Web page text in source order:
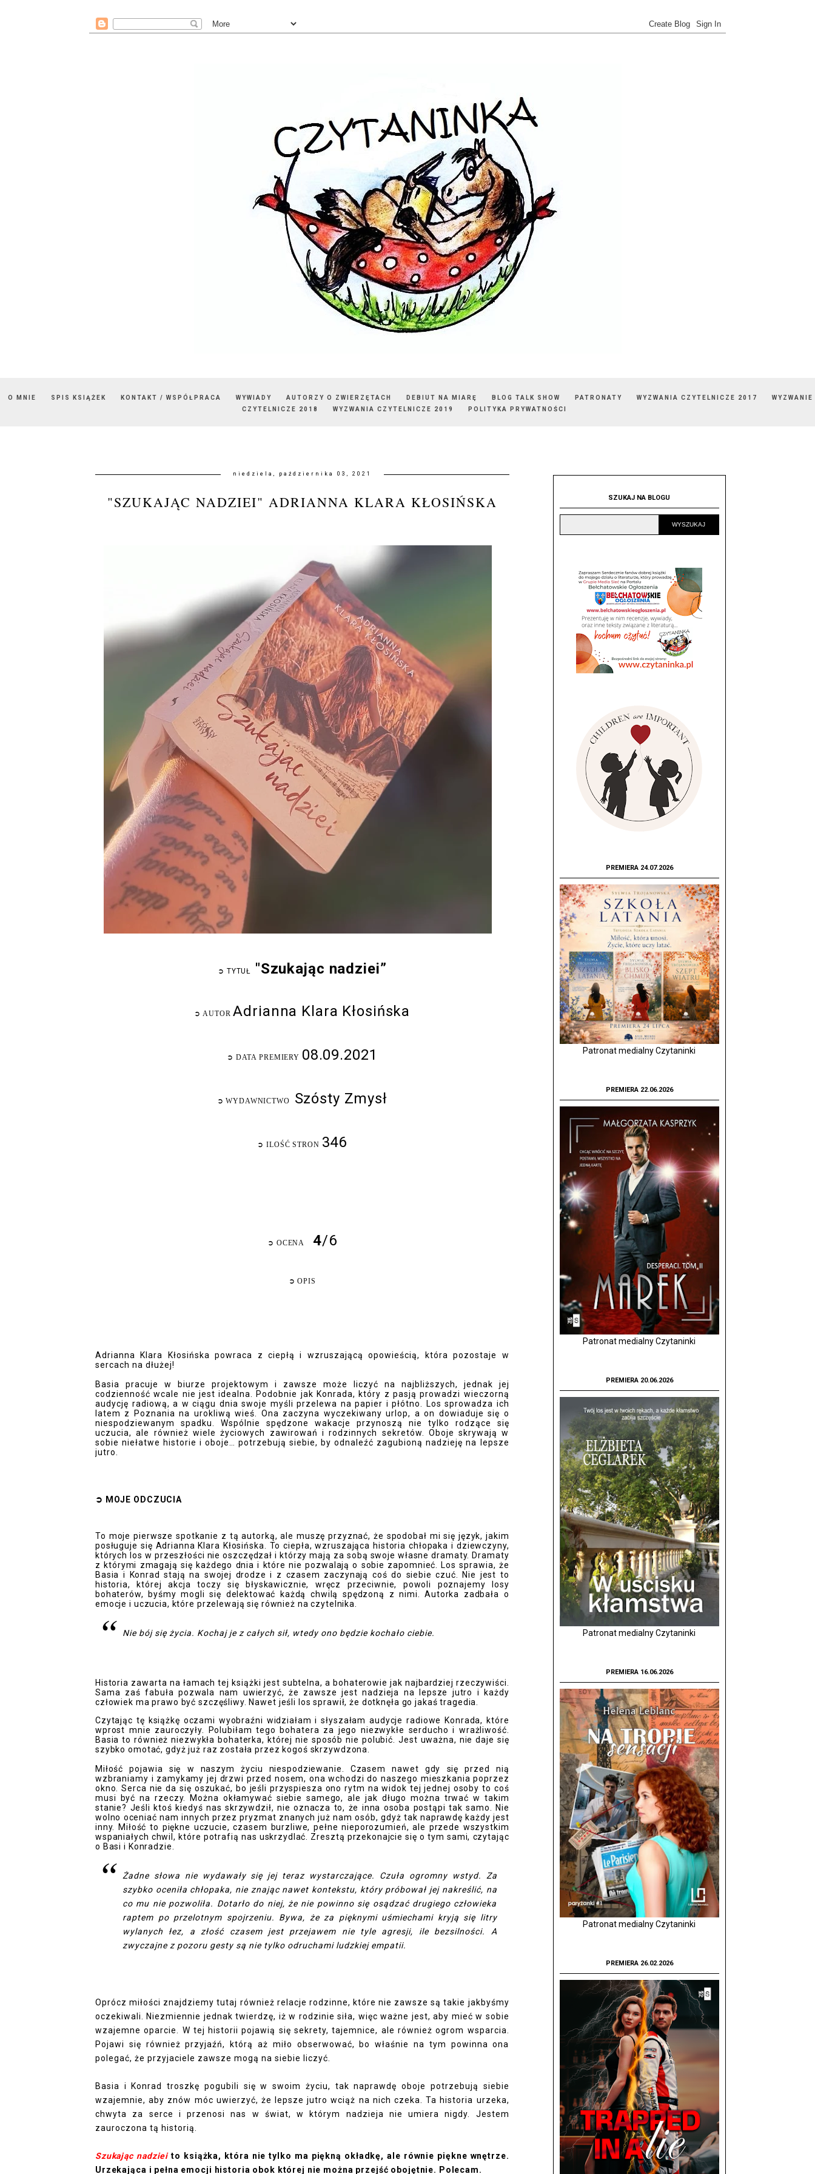
O MNIE SPIS KSIĄŻEK KONTAKT / WSPÓŁPRACA WYWIADY AUTORZY O ZWIERZĘTACH DEBIUT NA MIARĘ BLOG TALK SHOW PATRONATY WYZWANIA CZYTELNICZE 2017
WYZWANIE
CZYTELNICZE 2018
WYZWANIA CZYTELNICZE 2019 POLITYKA PRYWATNOŚCI
niedziela, października 03, 2021
"SZUKAJĄC NADZIEI" ADRIANNA KLARA KŁOSIŃSKA
➲ TYTUŁ "Szukając nadziei”
➲ AUTORAdrianna Klara Kłosińska
➲ DATA PREMIERY 08.09.2021
➲ WYDAWNICTWO Szósty Zmysł
➲ ILOŚĆ STRON 346
➲ OCENA 4/6
➲ OPIS
Adrianna Klara Kłosińska powraca z ciepłą i wzruszającą opowieścią, która pozostaje w
sercach na dłużej!
Basia pracuje w biurze projektowym i zawsze może liczyć na najbliższych, jednak jej
codzienność wcale nie jest idealna. Podobnie jak Konrada, który z pasją prowadzi wieczorną
audycję radiową, a w ciągu dnia swoje myśli przelewa na papier i płótno. Los sprowadza ich
latem z Poznania na urokliwą wieś. Ona zaczyna wyczekiwany urlop, a on dowiaduje się o
niespodziewanym spadku. Wspólnie spędzone wakacje przynoszą nie tylko rodzące się
uczucia, ale również wiele życiowych zawirowań i rodzinnych sekretów. Oboje skrywają w
sobie niełatwe historie i oboje… potrzebują siebie, by odnaleźć zagubioną nadzieję na lepsze
jutro.
➲ MOJE ODCZUCIA
To moje pierwsze spotkanie z tą autorką, ale muszę przyznać, że spodobał mi się język, jakim
posługuje się Adrianna Klara Kłosińska. To ciepła, wzruszająca historia chłopaka i dziewczyny,
których los w przeszłości nie oszczędzał i którzy mają za sobą swoje własne dramaty. Dramaty
z którymi zmagają się każdego dnia i które nie pozwalają o sobie zapomnieć. Los sprawia, że
Basia i Konrad stają na swojej drodze i z czasem zaczynają coś do siebie czuć. Nie jest to
historia, której akcja toczy się błyskawicznie, wręcz przeciwnie, powoli poznajemy losy
bohaterów, byśmy mogli się delektować każdą chwilą spędzoną z nimi. Autorka zadbała o
emocje i uczucia, które przelewają się również na czytelnika.
Nie bój się życia. Kochaj je z całych sił, wtedy ono będzie kochało ciebie.
Historia zawarta na łamach tej książki jest subtelna, a bohaterowie jak najbardziej rzeczywiści.
Sama zaś fabuła pozwala nam uwierzyć, że zawsze jest nadzieja na lepsze jutro i każdy
człowiek ma prawo być szczęśliwy. Nawet jeśli los sprawił, że dotknęła go jakaś tragedia.
Czytając tę książkę oczami wyobraźni widziałam i słyszałam audycje radiowe Konrada, które
wprost mnie zauroczyły. Polubiłam tego bohatera za jego niezwykłe serducho i wrażliwość.
Basia to również niezwykła bohaterka, której nie sposób nie polubić. Jest uważna, nie daje się
szybko omotać, gdyż już raz została przez kogoś skrzywdzona.
Miłość pojawia się w naszym życiu niespodziewanie. Czasem nawet gdy się przed nią
wzbraniamy i zamykamy jej drzwi przed nosem, ona wchodzi do naszego mieszkania poprzez
okno. Serca nie da się oszukać, bo jeśli przyspiesza ono rytm na widok tej jednej osoby to coś
musi być na rzeczy. Można okłamywać siebie samego, ale jak długo można trwać w takim
stanie? Jeśli ktoś kiedyś nas skrzywdził, nie oznacza to, że inna osoba postąpi tak samo. Nie
wolno oceniać nam innych przez pryzmat znanych już nam osób, gdyż tak naprawdę każdy jest
inny. Miłość to piękne uczucie, czasem burzliwe, pełne nieporozumień, ale przede wszystkim
wspaniałych chwil, które potrafią nas uskrzydlać. Zresztą przekonajcie się o tym sami, czytając
o Basi i Konradzie.
Żadne słowa nie wydawały się jej teraz wystarczające. Czuła ogromny wstyd. Za
szybko oceniła chłopaka, nie znając nawet kontekstu, który próbował jej nakreślić, na
co mu nie pozwoliła. Dotarło do niej, że nie powinno się osądzać drugiego człowieka
raptem po przelotnym spojrzeniu. Bywa, że za pięknymi uśmiechami kryją się litry
wylanych łez, a złość czasem jest przejawem nie tyle agresji, ile bezsilności. A
zwyczajne z pozoru gesty są nie tylko odruchami ludzkiej empatii.
Oprócz miłości znajdziemy tutaj również relacje rodzinne, które nie zawsze są takie jakbyśmy
oczekiwali. Niezmiennie jednak twierdzę, iż w rodzinie siła, więc ważne jest, aby mieć w sobie
wzajemne oparcie. W tej historii pojawią się sekrety, tajemnice, ale również ogrom wsparcia.
Pojawi się również przyjaźń, którą aż miło obserwować, bo właśnie na tym powinna ona
polegać, że przyjaciele zawsze mogą na siebie liczyć.
Basia i Konrad troszkę pogubili się w swoim życiu, tak naprawdę oboje potrzebują siebie
wzajemnie, aby znów móc uwierzyć, że lepsze jutro wciąż na nich czeka. Ta historia urzeka,
chwyta za serce i przenosi nas w świat, w którym nadzieja nie umiera nigdy. Jestem
zauroczona tą historią.
Szukając nadzieito książka, która nie tylko ma piękną okładkę, ale równie piękne wnętrze.
Urzekająca i pełna emocji historia obok której nie można przejść obojętnie. Polecam.
SZUKAJ NA BLOGU
PREMIERA 24.07.2026
Patronat medialny Czytaninki
PREMIERA 22.06.2026
Patronat medialny Czytaninki
PREMIERA 20.06.2026
Patronat medialny Czytaninki
PREMIERA 16.06.2026
Patronat medialny Czytaninki
PREMIERA 26.02.2026